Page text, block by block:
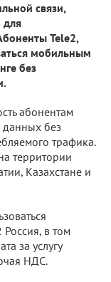
связи,
для
Tele2,
мобильным
без
абонентам
данных без
трафика.
территории
Казахстане и
в том
за услугу
НДС.